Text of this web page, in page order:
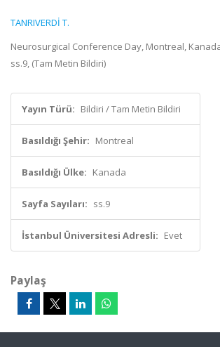
TANRIVERDİ T.
Neurosurgical Conference Day, Montreal,
ss.9, (Tam Metin Bildiri)
Yayın Türü: Bildiri / Tam Metin Bildiri
Basıldığı Şehir: Montreal
Basıldığı Ülke: Kanada
Sayfa Sayıları: ss.9
İstanbul Üniversitesi Adresli: Evet
Paylaş